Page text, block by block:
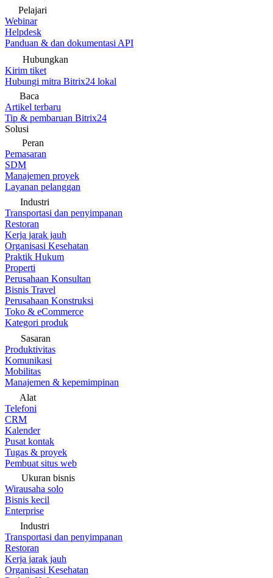
Pelajari
Webinar
Helpdesk
Panduan & dan dokumentasi API
Hubungkan
Kirim tiket
Hubungi mitra Bitrix24 lokal
Baca
Artikel terbaru
Tip & pembaruan Bitrix24
Solusi
Peran
Pemasaran
SDM
Manajemen proyek
Layanan pelanggan
Industri
Transportasi dan penyimpanan
Restoran
Kerja jarak jauh
Organisasi Kesehatan
Praktik Hukum
Properti
Perusahaan Konsultan
Bisnis Travel
Perusahaan Konstruksi
Toko & eCommerce
Kategori produk
Sasaran
Produktivitas
Komunikasi
Mobilitas
Manajemen & kepemimpinan
Alat
Telefoni
CRM
Kalender
Pusat kontak
Tugas & proyek
Pembuat situs web
Ukuran bisnis
Wirausaha solo
Bisnis kecil
Enterprise
Industri
Transportasi dan penyimpanan
Restoran
Kerja jarak jauh
Organisasi Kesehatan